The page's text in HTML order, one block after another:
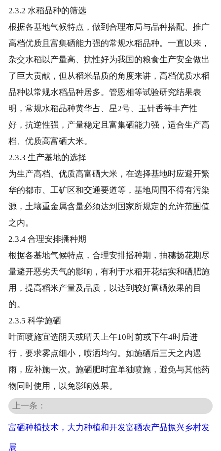
2.3.2 水稻品种的筛选
根据各基地气候特点，做到合理布局与品种搭配、推广
高档优质且富集硒能力强的常规水稻品种。一直以来，
杂交水稻以产量高、抗性好为我国的粮食生产安全做出
了巨大贡献，但从稻米品质的角度来讲，高档优质水稻
品种以常规水稻品种居多。管恩相等试验研究结果表
明，常规水稻品种黄华占、星2号、玉针香等丰产性
好，抗逆性强，产量稳定且富集硒能力强，适合生产高
档、优质高富硒大米。
2.3.3 生产基地的选择
为生产高档、优质高富硒大米，在选择基地时应避开繁
华的都市、工矿区和交通要道等，基地周围不得有污染
源，土壤重金属含量必须达到国家所规定的允许范围值
之内。
2.3.4 合理安排播种期
根据各基地气候特点，合理安排播种期，抽穗扬花期尽
量避开恶劣天气的影响，有利于水稻开花结实和硒肥施
用，提高稻米产量及品质，以达到较好富硒效果的目
的。
2.3.5 科学施硒
叶面喷施宜选阴天或晴天上午10时前或下午4时后进
行，要求雾点细小，喷洒均匀。如施硒后三天之内遇
雨，应补施一次。施硒肥时宜单独喷施，避免与其他药
物同时使用，以免影响效果。
上一条：
富硒种植技术，大力种植和开发富硒农产品振兴乡村发
展